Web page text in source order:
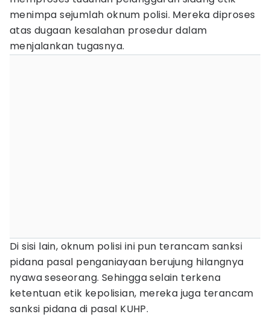
menimpa sejumlah oknum polisi. Mereka diproses
atas dugaan kesalahan prosedur dalam
menjalankan tugasnya.
Di sisi lain, oknum polisi ini pun terancam sanksi
pidana pasal penganiayaan berujung hilangnya
nyawa seseorang. Sehingga selain terkena
ketentuan etik kepolisian, mereka juga terancam
sanksi pidana di pasal KUHP.